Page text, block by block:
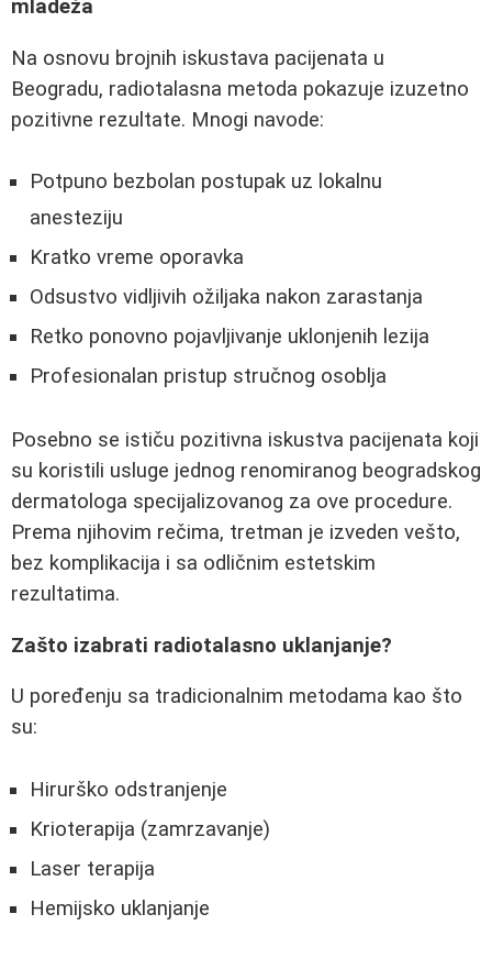
mladeža
Na osnovu brojnih iskustava pacijenata u
Beogradu, radiotalasna metoda pokazuje izuzetno
pozitivne rezultate. Mnogi navode:
Potpuno bezbolan postupak uz lokalnu
anesteziju
Kratko vreme oporavka
Odsustvo vidljivih ožiljaka nakon zarastanja
Retko ponovno pojavljivanje uklonjenih lezija
Profesionalan pristup stručnog osoblja
Posebno se ističu pozitivna iskustva pacijenata koji
su koristili usluge jednog renomiranog beogradskog
dermatologa specijalizovanog za ove procedure.
Prema njihovim rečima, tretman je izveden vešto,
bez komplikacija i sa odličnim estetskim
rezultatima.
Zašto izabrati radiotalasno uklanjanje?
U poređenju sa tradicionalnim metodama kao što
su:
Hirurško odstranjenje
Krioterapija (zamrzavanje)
Laser terapija
Hemijsko uklanjanje